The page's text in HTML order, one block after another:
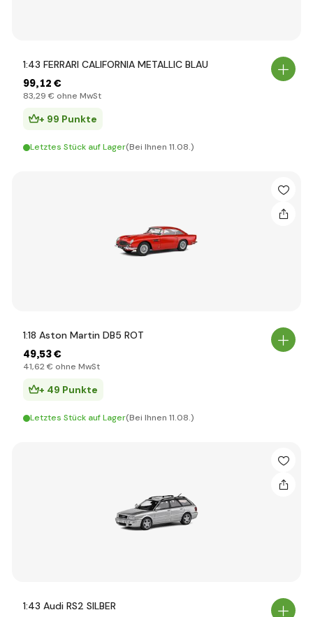
1:43 FERRARI CALIFORNIA METALLIC BLAU
99,12 €
83,29 € ohne MwSt
+ 99 Punkte
Letztes Stück auf Lager(Bei Ihnen 11.08.)
1:18 Aston Martin DB5 ROT
49,53 €
41,62 € ohne MwSt
+ 49 Punkte
Letztes Stück auf Lager(Bei Ihnen 11.08.)
1:43 Audi RS2 SILBER